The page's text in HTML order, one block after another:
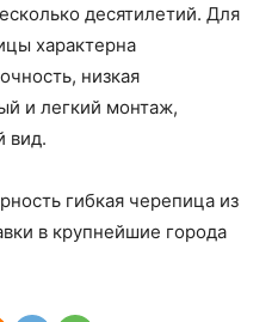
десятилетий. Для
характерна
низкая
и легкий монтаж,
вид.
гибкая черепица из
в крупнейшие города